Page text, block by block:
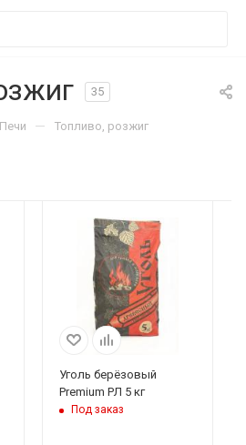
35
Печи — Топливо, розжиг
Уголь берёзовый
Premium РЛ 5 кг
Под заказ